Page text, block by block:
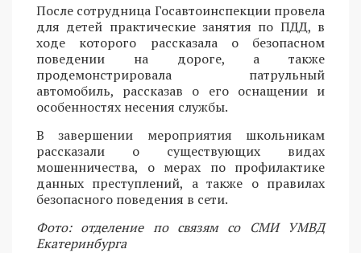
После сотрудница Госавтоинспекции провела
для детей практические занятия по ПДД, в
ходе которого рассказала о безопасном
поведении на дороге, а также
продемонстрировала патрульный
автомобиль, рассказав о его оснащении и
особенностях несения службы.
В завершении мероприятия школьникам
рассказали о существующих видах
мошенничества, о мерах по профилактике
данных преступлений, а также о правилах
безопасного поведения в сети.
Фото: отделение по связям со СМИ УМВД
Екатеринбурга